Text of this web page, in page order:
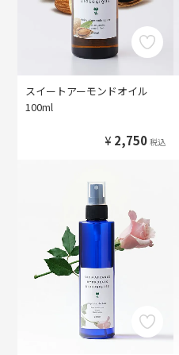
スイートアーモンドオイル
100ml
¥ 2,750 税込